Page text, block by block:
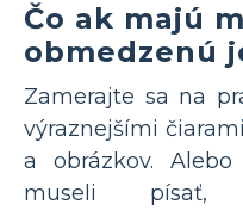
Čo ak majú
obmedzenú
Zamerajte sa na
výraznejšími
a obrázkov.
museli písať,